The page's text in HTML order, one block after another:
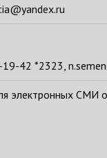
42 *2323,
электронных